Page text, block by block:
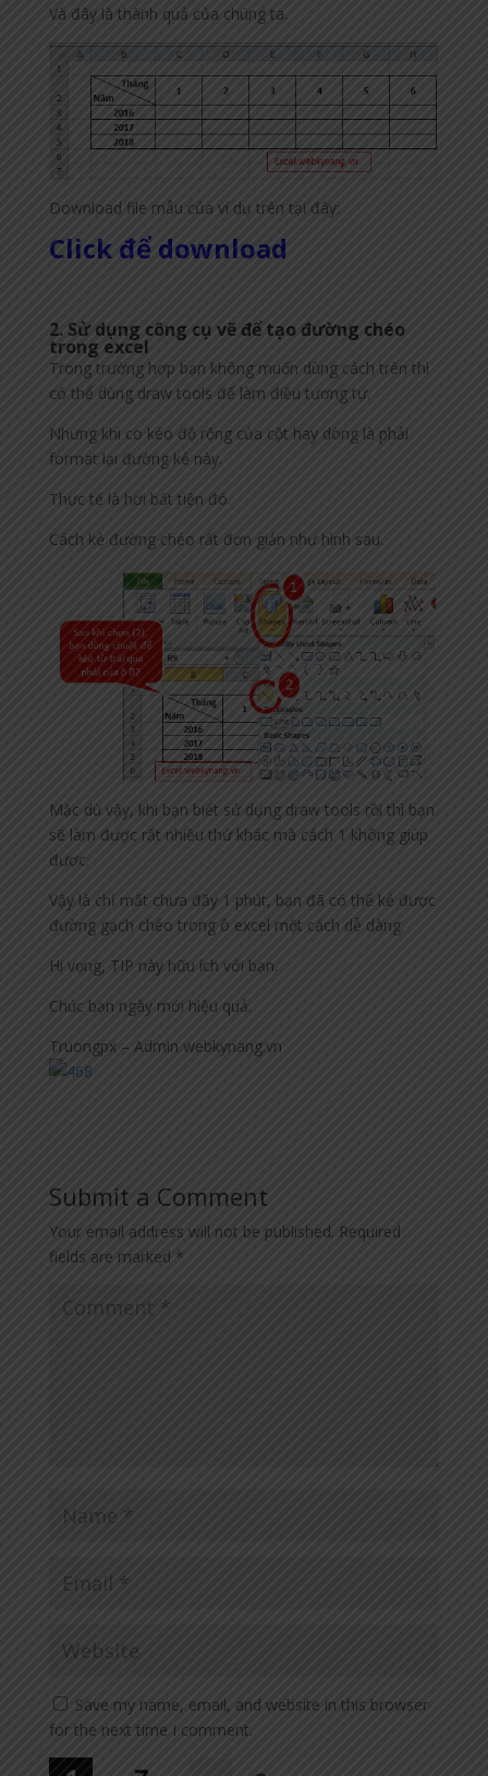
Và đây là thành quả của chúng ta.
Download file mẫu của ví dụ trên tại đây:
Click để download
2. Sử dụng công cụ vẽ để tạo đường chéo
trong excel
Trong trường hợp bạn không muốn dùng cách trên thì
có thể dùng draw tools để làm điều tương tự.
Nhưng khi co kéo độ rộng của cột hay dòng là phải
format lại đường kẻ này.
Thực tế là hơi bất tiện đó.
Cách kẻ đường chéo rất đơn giản như hình sau.
Mặc dù vậy, khi bạn biết sử dụng draw tools rồi thì bạn
sẽ làm được rất nhiều thứ khác mà cách 1 không giúp
được.
Vậy là chỉ mất chưa đầy 1 phút, bạn đã có thể kẻ được
đường gạch chéo trong ô excel một cách dễ dàng.
Hi vọng, TIP này hữu ích với bạn.
Chúc bạn ngày mới hiệu quả.
Truongpx – Admin webkynang.vn
Submit a Comment
Your email address will not be published. Required
fields are marked *
Save my name, email, and website in this browser
for the next time I comment.